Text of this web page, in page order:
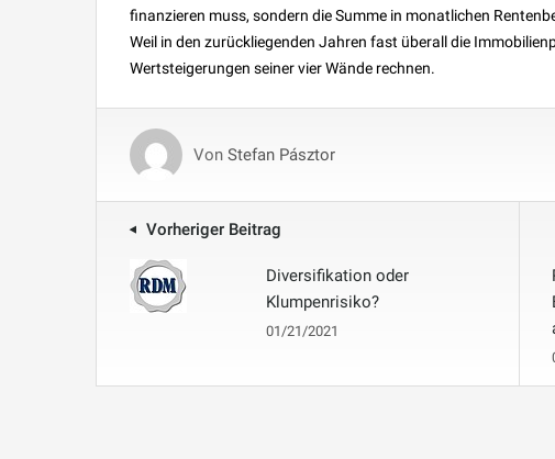
finanzieren muss, sondern die Summe in monatlichen
Weil in den zurückliegenden Jahren fast überall die
Wertsteigerungen seiner vier Wände rechnen.
Von Stefan Pásztor
Vorheriger Beitrag
Diversifikation oder
Klumpenrisiko?
01/21/2021